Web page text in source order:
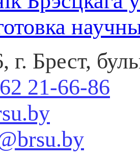
г. Брест,
21-66-86